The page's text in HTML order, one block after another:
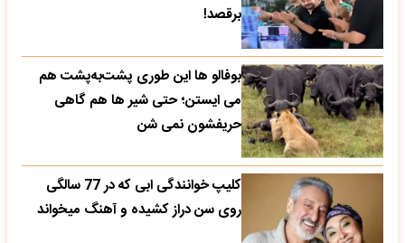
برقصد!
بوفالو ها این‌ طوری پشت‌به‌پشت هم
می‌ ایستن؛ حتی شیر ها هم گاهی
حریفشون نمی‌ شن
کلیپ خوانندگی ابی که در 77 سالگی
روی سن دراز کشیده و آهنگ میخواند